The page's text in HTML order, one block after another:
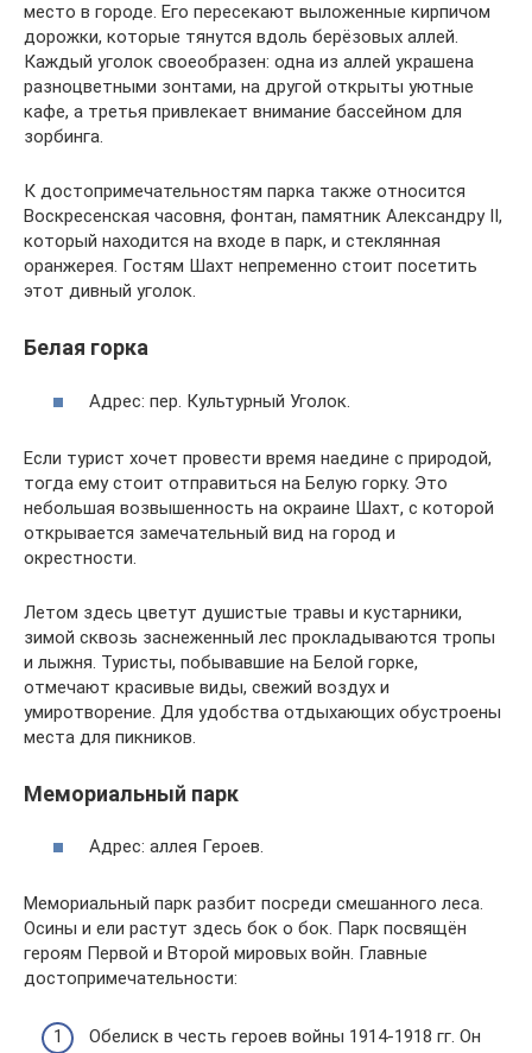
место в городе. Его пересекают выложенные кирпичом
дорожки, которые тянутся вдоль берёзовых аллей.
Каждый уголок своеобразен: одна из аллей украшена
разноцветными зонтами, на другой открыты уютные
кафе, а третья привлекает внимание бассейном для
зорбинга.
К достопримечательностям парка также относится
Воскресенская часовня, фонтан, памятник Александру II,
который находится на входе в парк, и стеклянная
оранжерея. Гостям Шахт непременно стоит посетить
этот дивный уголок.
Белая горка
Адрес: пер. Культурный Уголок.
Если турист хочет провести время наедине с природой,
тогда ему стоит отправиться на Белую горку. Это
небольшая возвышенность на окраине Шахт, с которой
открывается замечательный вид на город и
окрестности.
Летом здесь цветут душистые травы и кустарники,
зимой сквозь заснеженный лес прокладываются тропы
и лыжня. Туристы, побывавшие на Белой горке,
отмечают красивые виды, свежий воздух и
умиротворение. Для удобства отдыхающих обустроены
места для пикников.
Мемориальный парк
Адрес: аллея Героев.
Мемориальный парк разбит посреди смешанного леса.
Осины и ели растут здесь бок о бок. Парк посвящён
героям Первой и Второй мировых войн. Главные
достопримечательности:
Обелиск в честь героев войны 1914-1918 гг. Он